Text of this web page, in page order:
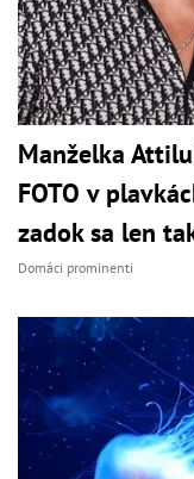
Manželka
FOTO v
zadok sa len
Domáci prominenti